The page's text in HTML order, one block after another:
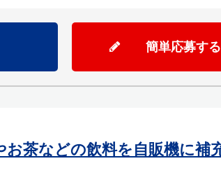
簡単応募する
茶などの飲料を自販機に補